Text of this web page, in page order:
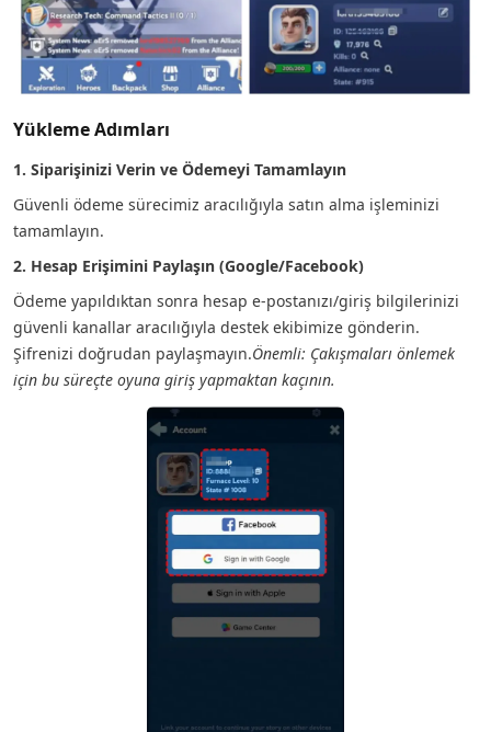
Yükleme Adımları
1. Siparişinizi Verin ve Ödemeyi Tamamlayın
Güvenli ödeme sürecimiz aracılığıyla satın alma işleminizi
tamamlayın.
2. Hesap Erişimini Paylaşın (Google/Facebook)
Ödeme yapıldıktan sonra hesap e-postanızı/giriş bilgilerinizi
güvenli kanallar aracılığıyla destek ekibimize gönderin.
Şifrenizi doğrudan paylaşmayın.Önemli: Çakışmaları önlemek
için bu süreçte oyuna giriş yapmaktan kaçının.